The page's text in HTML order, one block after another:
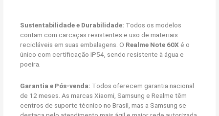
Sustentabilidade e Durabilidade: Todos os modelos
contam com carcaças resistentes e uso de materiais
recicláveis em suas embalagens. O Realme Note 60X é o
único com certificação IP54, sendo resistente à água e
poeira.
Garantia e Pós-venda: Todos oferecem garantia nacional
de 12 meses. As marcas Xiaomi, Samsung e Realme têm
centros de suporte técnico no Brasil, mas a Samsung se